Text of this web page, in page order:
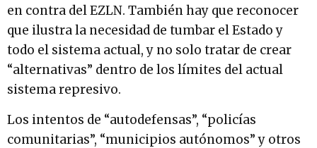
en contra del EZLN. También hay que reconocer
que ilustra la necesidad de tumbar el Estado y
todo el sistema actual, y no solo tratar de crear
“alternativas” dentro de los límites del actual
sistema represivo.
Los intentos de “autodefensas”, “policías
comunitarias”, “municipios autónomos” y otros